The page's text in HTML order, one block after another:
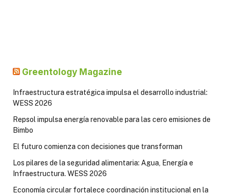
Greentology Magazine
Infraestructura estratégica impulsa el desarrollo industrial:
WESS 2026
Repsol impulsa energía renovable para las cero emisiones de
Bimbo
El futuro comienza con decisiones que transforman
Los pilares de la seguridad alimentaria: Agua, Energía e
Infraestructura. WESS 2026
Economía circular fortalece coordinación institucional en la